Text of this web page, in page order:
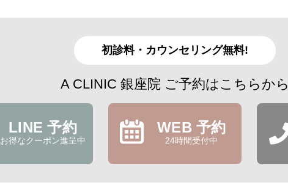
初診料・カウンセリング無料!
A CLINIC 銀座院 ご予約はこちらから
LINE 予約
お得なクーポン進呈中
WEB 予約
24時間受付中